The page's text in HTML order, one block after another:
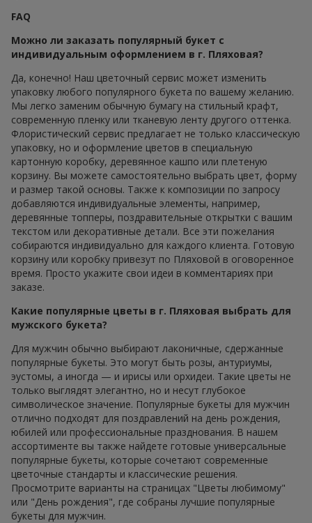
FAQ
Можно ли заказать популярный букет с
индивидуальным оформлением в г. Пляховая?
Да, конечно! Наш цветочный сервис может изменить
упаковку любого популярного букета по вашему желанию.
Мы легко заменим обычную бумагу на стильный крафт,
современную пленку или тканевую ленту другого оттенка.
Флористический сервис предлагает не только классическую
упаковку, но и оформление цветов в специальную
картонную коробку, деревянное кашпо или плетеную
корзину. Вы можете самостоятельно выбрать цвет, форму
и размер такой основы. Также к композиции по запросу
добавляются индивидуальные элементы, например,
деревянные топперы, поздравительные открытки с вашим
текстом или декоративные детали. Все эти пожелания
собираются индивидуально для каждого клиента. Готовую
корзину или коробку привезут по Пляховой в оговоренное
время. Просто укажите свои идеи в комментариях при
заказе.
Какие популярные цветы в г. Пляховая выбрать для
мужского букета?
Для мужчин обычно выбирают лаконичные, сдержанные
популярные букеты. Это могут быть розы, антуриумы,
эустомы, а иногда — и ирисы или орхидеи. Такие цветы не
только выглядят элегантно, но и несут глубокое
символическое значение. Популярные букеты для мужчин
отлично подходят для поздравлений на день рождения,
юбилей или профессиональные празднования. В нашем
ассортименте вы также найдете готовые универсальные
популярные букеты, которые сочетают современные
цветочные стандарты и классические решения.
Просмотрите варианты на страницах "Цветы любимому"
или "День рождения", где собраны лучшие популярные
букеты для мужчин.